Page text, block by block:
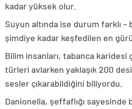
kadar yüksek olur.
Suyun altında ise durum farklı –
şimdiye kadar keşfedilen en
Bilim insanları, tabanca karidesi
türleri avlarken yaklaşık 200
sesler çıkarabildiğini biliyordu.
Danionella, şeffaflığı sayesinde